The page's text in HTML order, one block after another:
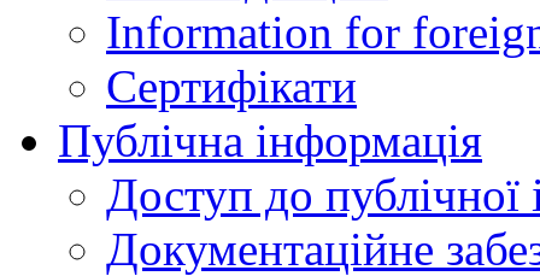
Information for
Сертифікати
Публічна інформація
Доступ до публічної
Документаційне